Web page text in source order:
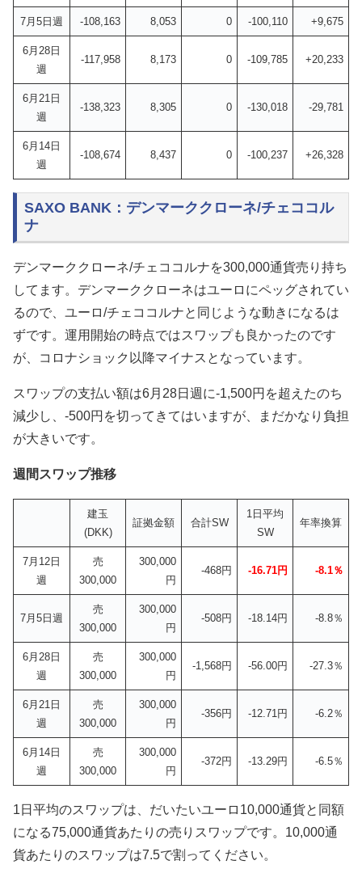
7月5日週 -108,163 8,053 0 -100,110 +9,675
6月28日
週
-117,958 8,173 0 -109,785 +20,233
6月21日
週
-138,323 8,305 0 -130,018 -29,781
6月14日
週
-108,674 8,437 0 -100,237 +26,328
SAXO BANK：デンマーククローネ/チェココル
ナ
デンマーククローネ/チェココルナを300,000通貨売り持ち
してます。デンマーククローネはユーロにペッグされてい
るので、ユーロ/チェココルナと同じような動きになるは
ずです。運用開始の時点ではスワップも良かったのです
が、コロナショック以降マイナスとなっています。
スワップの支払い額は6月28日週に-1,500円を超えたのち
減少し、-500円を切ってきてはいますが、まだかなり負担
が大きいです。
週間スワップ推移
建玉
(DKK)
証拠金額 合計SW
1日平均
SW
年率換算
7月12日
週
売
300,000
300,000
円
-468円 -16.71円 -8.1％
7月5日週
売
300,000
300,000
円
-508円 -18.14円 -8.8％
6月28日
週
売
300,000
300,000
円
-1,568円 -56.00円 -27.3％
6月21日
週
売
300,000
300,000
円
-356円 -12.71円 -6.2％
6月14日
週
売
300,000
300,000
円
-372円 -13.29円 -6.5％
1日平均のスワップは、だいたいユーロ10,000通貨と同額
になる75,000通貨あたりの売りスワップです。10,000通
貨あたりのスワップは7.5で割ってください。